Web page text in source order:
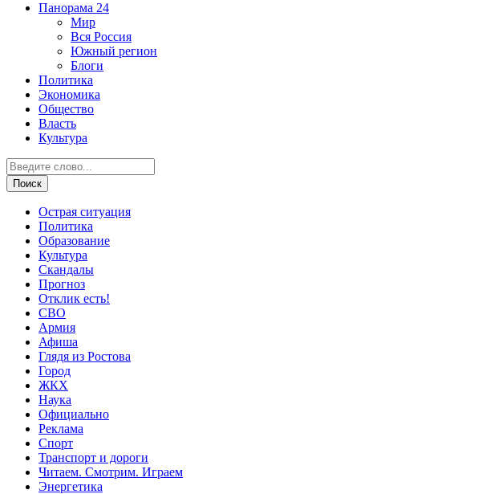
Панорама 24
Мир
Вся Россия
Южный регион
Блоги
Политика
Экономика
Общество
Власть
Культура
Острая ситуация
Политика
Образование
Культура
Скандалы
Прогноз
Отклик есть!
СВО
Армия
Афиша
Глядя из Ростова
Город
ЖКХ
Наука
Официально
Реклама
Спорт
Транспорт и дороги
Читаем. Смотрим. Играем
Энергетика